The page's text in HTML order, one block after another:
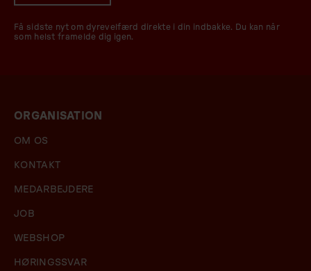
Få sidste nyt om dyrevelfærd direkte i din indbakke. Du kan når
som helst framelde dig igen.
ORGANISATION
OM OS
KONTAKT
MEDARBEJDERE
JOB
WEBSHOP
HØRINGSSVAR